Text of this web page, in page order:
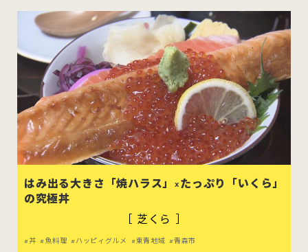
はみ出る大きさ「焼ハラス」×たっぷり「いくら」
の究極丼
［ 芝くら ］
丼 魚料理 ハッピィグルメ 東青地域 青森市